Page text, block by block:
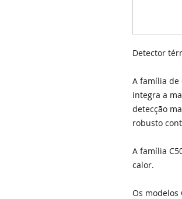
Detector
A família de
integra a
detecção
robusto
A família
calor.
Os modelos